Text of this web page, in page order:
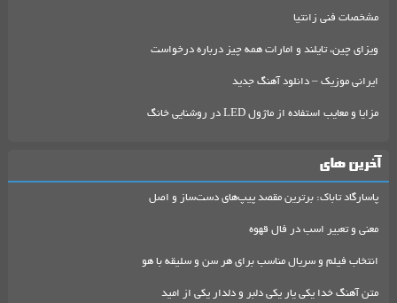
مشخصات فنی زانتیا
ویزای چین، تایلند و امارات همه چیز درباره درخواست
ایرانی موزیک – دانلود آهنگ جدید
مزایا و معایب استفاده از ماژول LED در روشنایی خانگ
آخرین های
پاسارگاد تاباک: برترین مقصد پیپ‌های دست‌ساز و اصل
معنی و تعبیر اسب در فال قهوه
انتخاب فیلم و سریال مناسب برای هر سن و سلیقه با هو
متن آهنگ خدا یکی یار یکی دلبر و دلدار یکی از امید